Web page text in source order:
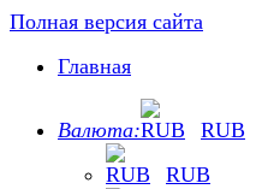
Полная версия сайта
Главная
Валюта:
RUB
RUB